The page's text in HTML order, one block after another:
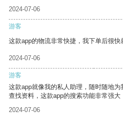
2024-07-06
游客
这款app的物流非常快捷，我下单后很快
2024-07-06
游客
这款app就像我的私人助理，随时随地
查找资料，这款app的搜索功能非常强大
2024-07-06